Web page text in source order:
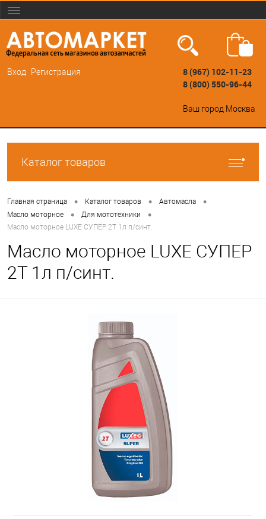
Вход Регистрация
8 (967) 102-11-23
8 (800) 550-96-44
Ваш город Москва
Каталог товаров
Главная страница • Каталог товаров • Автомасла •
Масло моторное • Для мототехники •
Масло моторное LUXE СУПЕР 2Т 1л п/синт.
Масло моторное LUXE СУПЕР
2Т 1л п/синт.